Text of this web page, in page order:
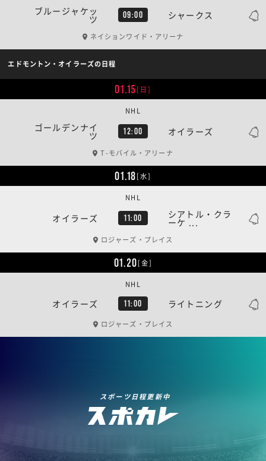
ブルージャケッ
ツ 09:00 シャークス
ネイションワイド・アリーナ
エドモントン・オイラーズの日程
01.15[日]
ゴールデンナイ
ツ 12:00 オイラーズ
NHL
T-モバイル・アリーナ
01.18[水]
オイラーズ 11:00 シアトル・クラ
ーケ ...
NHL
ロジャーズ・プレイス
01.20[金]
オイラーズ 11:00 ライトニング
NHL
ロジャーズ・プレイス
スポーツ日程更新中